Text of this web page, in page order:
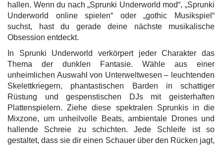
hallen. Wenn du nach „Sprunki Underworld mod“, „Sprunki
Underworld online spielen“ oder „gothic Musikspiel“
suchst, hast du gerade deine nächste musikalische
Obsession entdeckt.
In Sprunki Underworld verkörpert jeder Charakter das
Thema der dunklen Fantasie. Wähle aus einer
unheimlichen Auswahl von Unterweltwesen – leuchtenden
Skelettkriegern, phantastischen Barden in schattiger
Rüstung und gespenstischen DJs mit geisterhaften
Plattenspielern. Ziehe diese spektralen Sprunkis in die
Mixzone, um unheilvolle Beats, ambientale Drones und
hallende Schreie zu schichten. Jede Schleife ist so
gestaltet, dass sie dir einen Schauer über den Rücken jagt,